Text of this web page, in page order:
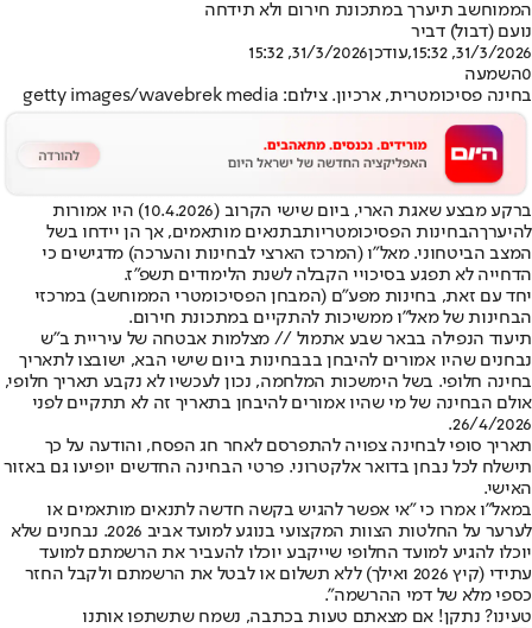
הממוחשב תיערך במתכונת חירום ולא תידחה
נועם (דבול) דביר
31/3/2026, 15:32
,עודכן31/3/2026, 15:32
0השמעה
בחינה פסיכומטרית, ארכיון. צילום: getty images/wavebrek media
ברקע מבצע שאגת הארי, ביום שישי הקרוב (10.4.2026) היו אמורות
להיערךהבחינות הפסיכומטריותבתנאים מותאמים, אך הן יידחו בשל
המצב הביטחוני. מאל"ו (המרכז הארצי לבחינות והערכה) מדגישים כי
הדחייה לא תפגע בסיכויי הקבלה לשנת הלימודים תשפ"ז.
יחד עם זאת, בחינות מפע"ם (המבחן הפסיכומטרי הממוחשב) במרכזי
הבחינות של מאל"ו ממשיכות להתקיים במתכונת חירום.
תיעוד הנפילה בבאר שבע אתמול // מצלמות אבטחה של עיריית ב"ש
נבחנים שהיו אמורים להיבחן בבבחינות ביום שישי הבא, ישובצו לתאריך
בחינה חלופי. בשל הימשכות המלחמה, נכון לעכשיו לא נקבע תאריך חלופי,
אולם הבחינה של מי שהיו אמורים להיבחן בתאריך זה לא תתקיים לפני
26/4/2026.
תאריך סופי לבחינה צפויה להתפרסם לאחר חג הפסח, והודעה על כך
תישלח לכל נבחן בדואר אלקטרוני. פרטי הבחינה החדשים יופיעו גם באזור
האישי.
במאל"ו אמרו כי "אי אפשר להגיש בקשה חדשה לתנאים מותאמים או
לערער על החלטות הצוות המקצועי בנוגע למועד אביב 2026. נבחנים שלא
יוכלו להגיע למועד החלופי שייקבע יוכלו להעביר את הרשמתם למועד
עתידי (קיץ 2026 ואילך) ללא תשלום או לבטל את הרשמתם ולקבל החזר
כספי מלא של דמי ההרשמה".
טעינו? נתקן! אם מצאתם טעות בכתבה, נשמח שתשתפו אותנו